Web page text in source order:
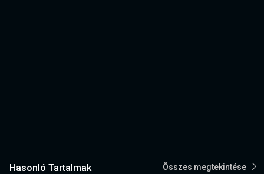
Hasonló Tartalmak Összes megtekintése